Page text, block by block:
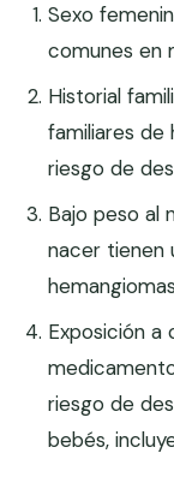
Sexo
comunes en
Historial
familiares de
riesgo de
Bajo peso al
nacer tienen
Exposición a
riesgo de
bebés,